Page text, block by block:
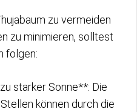
zu vermeiden
zu minimieren, solltest
folgen:
starker Sonne**: Die
können durch die